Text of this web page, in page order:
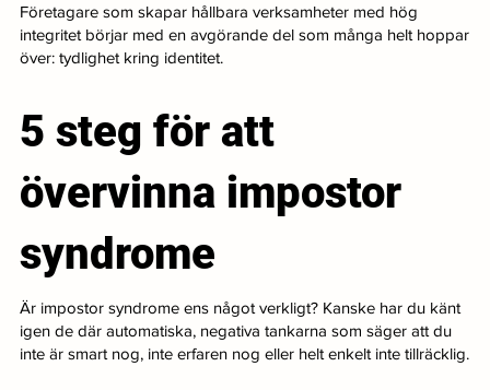
Företagare som skapar hållbara verksamheter med hög
integritet börjar med en avgörande del som många helt hoppar
över: tydlighet kring identitet.
5 steg för att
övervinna impostor
syndrome
Är impostor syndrome ens något verkligt? Kanske har du känt
igen de där automatiska, negativa tankarna som säger att du
inte är smart nog, inte erfaren nog eller helt enkelt inte tillräcklig.